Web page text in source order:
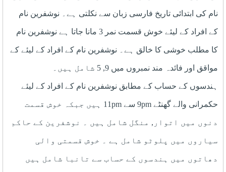
نام کی ابتدائی تاریخ فارسی زبان سے نکلتی ہے۔ نوشفرین نام
کے افراد کے لیئے خوش قسمت نمر 3 مانا جاتا ہے نوشفرین نام
کا مطلب خوشی کا خالق ہے۔ نوشفرین نام کے افراد کے لیئے کے
مواقق اور فائدہ مند نمبروں میں 9, 5 شامل ہیں۔
ہندسوں کے حساب کے مطابق نوشفرین نام کے افراد کے لیئے
حکمرانی والے گھنٹے 9pm سے 11pm ہیں جبکہ خوش قسمت
دنوں میں اتوار, منگل شامل ہیں ۔ نوشفرین کے حاکم
سیاروں میں پلوٹو شامل ہے ۔ خوش قسمتی والی
دھاتوں میں ہندسوں کے حساب سے تانبا شامل ہیں